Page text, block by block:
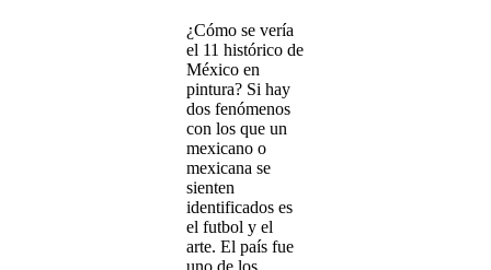
¿Cómo se vería
el 11 histórico de
México en
pintura? Si hay
dos fenómenos
con los que un
mexicano o
mexicana se
sienten
identificados es
el futbol y el
arte. El país fue